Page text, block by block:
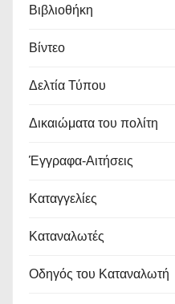
Βιβλιοθήκη
Βίντεο
Δελτία Τύπου
Δικαιώματα του πολίτη
Έγγραφα-Αιτήσεις
Καταγγελίες
Καταναλωτές
Οδηγός του Καταναλωτή